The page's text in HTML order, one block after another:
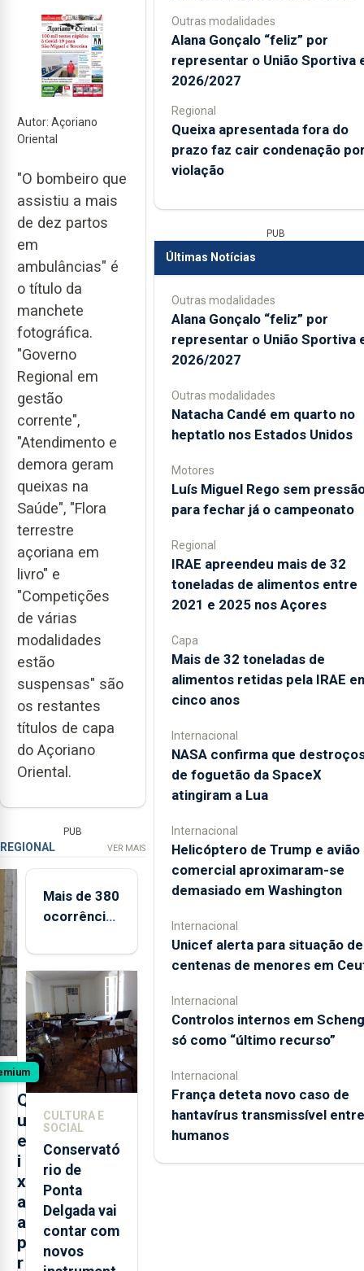
Autor: Açoriano
Oriental
"O bombeiro que
assistiu a mais
de dez partos
em
ambulâncias" é
o título da
manchete
fotográfica.
"Governo
Regional em
gestão
corrente",
"Atendimento e
demora geram
queixas na
Saúde", "Flora
terrestre
açoriana em
livro" e
"Competições
de várias
modalidades
estão
suspensas" são
os restantes
títulos de capa
do Açoriano
Oriental.
PUB
REGIONAL VER MAIS
Q
u
e
i
x
a
a
p
r
Mais de 380
ocorrências
de apanha
ilegal de
lapas entre
2022 e
2026
CULTURA E
SOCIAL
Conservató
rio de
Ponta
Delgada vai
contar com
novos
Outras modalidades
Alana Gonçalo “feliz” por
representar o União Sportiva
2026/2027
Regional
Queixa apresentada fora do
prazo faz cair condenação
violação
PUB
Últimas Notícias
Outras modalidades
Alana Gonçalo “feliz” por
representar o União Sportiva
2026/2027
Outras modalidades
Natacha Candé em quarto no
heptatlo nos Estados Unidos
Motores
Luís Miguel Rego sem
para fechar já o campeonato
Regional
IRAE apreendeu mais de 32
toneladas de alimentos entre
2021 e 2025 nos Açores
Capa
Mais de 32 toneladas de
alimentos retidas pela IRAE
cinco anos
Internacional
NASA confirma que
de foguetão da SpaceX
atingiram a Lua
Internacional
Helicóptero de Trump e avião
comercial aproximaram-se
demasiado em Washington
Internacional
Unicef alerta para situação de
centenas de menores em
Internacional
Controlos internos em
só como “último recurso”
Internacional
França deteta novo caso de
hantavírus transmissível entre
humanos